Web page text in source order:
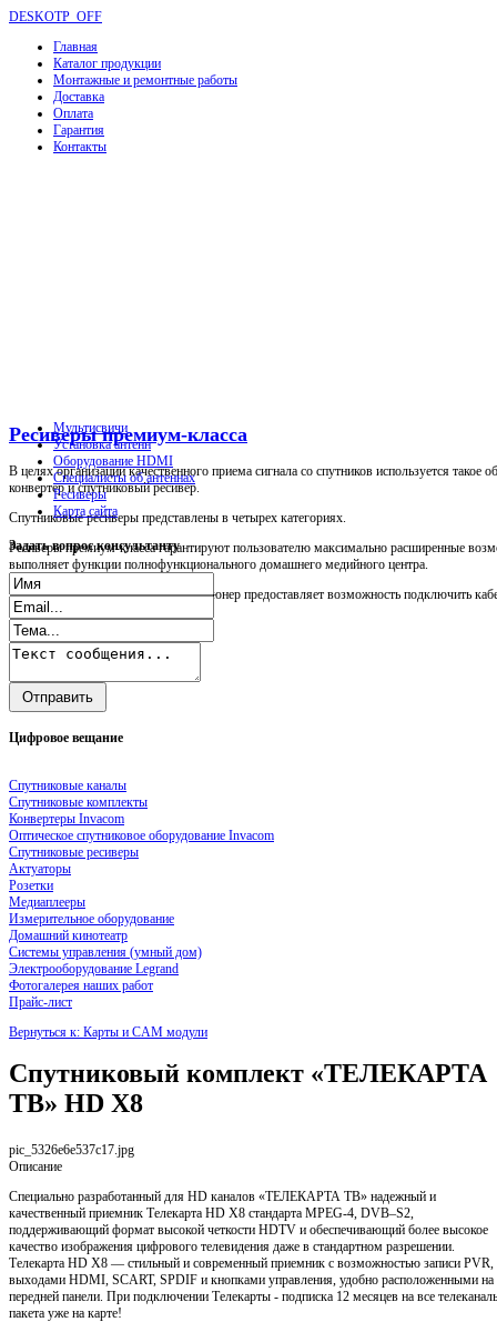
DESKOTP_OFF
Главная
Каталог продукции
Монтажные и ремонтные работы
Доставка
Оплата
Гарантия
Контакты
Ресиверы премиум-класса
В целях организации качественного приема сигнала со спутников используется такое
конвертер и спутниковый ресивер.
Спутниковые ресиверы представлены в четырех категориях.
Ресиверы премиум-класса гарантируют пользователю максимально расширенные
выполняет функции полнофункционального домашнего медийного центра.
Прежде всего, следует сказать, что тюнер предоставляет возможность подключить
Мультисвичи
Установка антенн
Оборудование HDMI
Специалисты об антеннах
Ресиверы
Карта сайта
Задатьвопрос консультанту
Цифровое вещание
Спутниковые каналы
Спутниковые комплекты
Конвертеры Invacom
Оптическое спутниковое оборудование Invacom
Спутниковые ресиверы
Актуаторы
Розетки
Медиаплееры
Измерительное оборудование
Домашний кинотеатр
Системы управления (умный дом)
Электрооборудование Legrand
Фотогалерея наших работ
Прайс-лист
Вернуться к: Карты и CAM модули
Спутниковый комплект «ТЕЛЕКАРТА
ТВ» HD X8
pic_5326e6e537c17.jpg
Описание
Специально разработанный для HD каналов «ТЕЛЕКАРТА ТВ» надежный и
качественный приемник Телекарта HD X8 стандарта MPEG-4, DVB–S2,
поддерживающий формат высокой четкости HDTV и обеспечивающий более высокое
качество изображения цифрового телевидения даже в стандартном разрешении.
Телекарта HD X8 — стильный и современный приемник с возможностью записи PVR,
выходами HDMI, SCART, SPDIF и кнопками управления, удобно расположенными на
передней панели. При подключении Телекарты - подписка 12 месяцев на все
пакета уже на карте!